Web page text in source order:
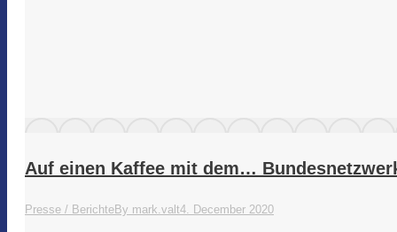
Auf einen Kaffee mit dem…
Presse / BerichteBy mark.valt4. December 2020